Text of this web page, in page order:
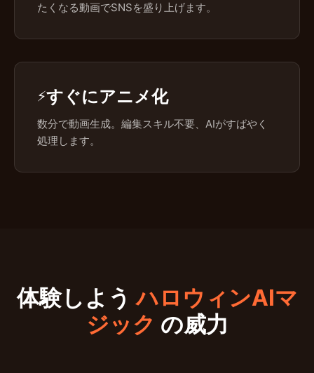
たくなる動画でSNSを盛り上げます。
⚡すぐにアニメ化
数分で動画生成。編集スキル不要、AIがすばやく
処理します。
体験しようハロウィンAIマ
ジック の威力